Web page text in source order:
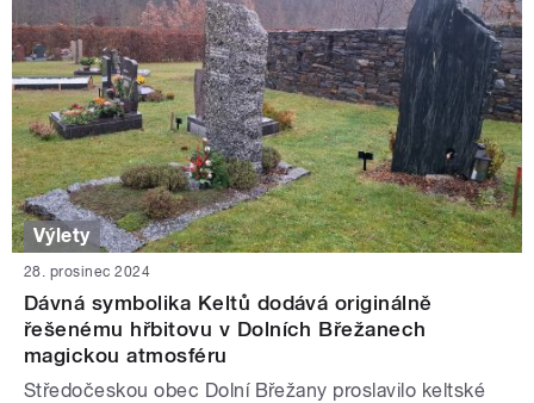
Výlety
28. prosinec 2024
Dávná symbolika Keltů dodává originálně
řešenému hřbitovu v Dolních Břežanech
magickou atmosféru
Středočeskou obec Dolní Břežany proslavilo keltské